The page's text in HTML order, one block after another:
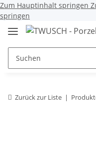
Zum Hauptinhalt springen
springen
Zurück zur Liste